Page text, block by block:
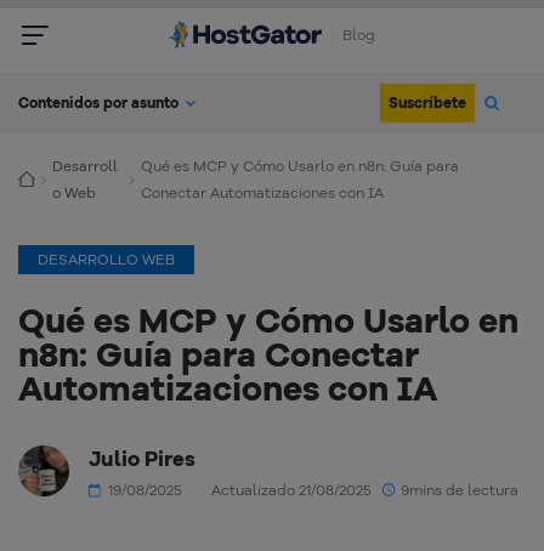
Blog
Contenidos por asunto Suscríbete
Desarroll
o Web
Qué es MCP y Cómo Usarlo en n8n: Guía para
Conectar Automatizaciones con IA
DESARROLLO WEB
Qué es MCP y Cómo Usarlo en
n8n: Guía para Conectar
Automatizaciones con IA
Julio Pires
19/08/2025 Actualizado 21/08/2025 9mins de lectura